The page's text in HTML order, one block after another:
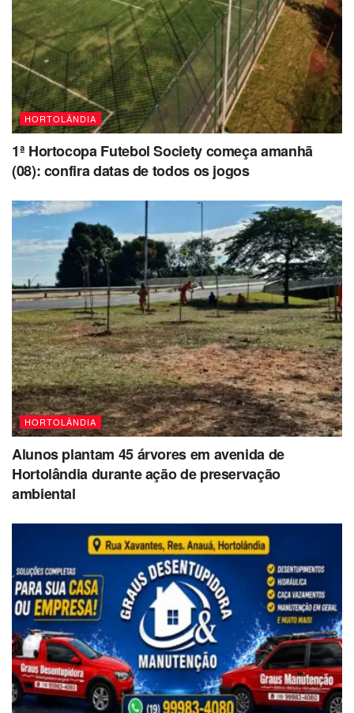
HORTOLÂNDIA
1ª Hortocopa Futebol Society começa amanhã
(08): confira datas de todos os jogos
HORTOLÂNDIA
Alunos plantam 45 árvores em avenida de
Hortolândia durante ação de preservação
ambiental